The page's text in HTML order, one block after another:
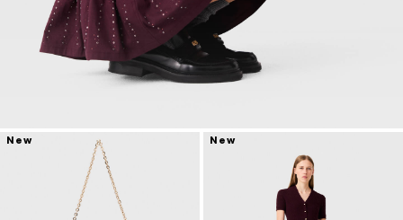
New New